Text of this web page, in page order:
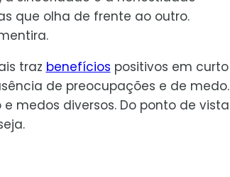
que olha de frente ao outro.
traz benefícios positivos em curto
de preocupações e de medo.
medos diversos. Do ponto de vista